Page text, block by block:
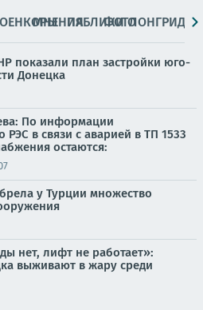
МНЕНИЯПАБЛИКИ
ФОТОЛОНГРИДЫ
показали план застройки юго-
Донецка
По информации
РЭС в связи с аварией в ТП 1533
остаются:
у Турции множество
нет, лифт не работает»:
выживают в жару среди